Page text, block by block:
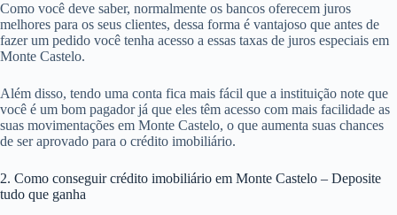
Como você deve saber, normalmente os bancos oferecem juros
melhores para os seus clientes, dessa forma é vantajoso que antes de
fazer um pedido você tenha acesso a essas taxas de juros especiais em
Monte Castelo.
Além disso, tendo uma conta fica mais fácil que a instituição note que
você é um bom pagador já que eles têm acesso com mais facilidade as
suas movimentações em Monte Castelo, o que aumenta suas chances
de ser aprovado para o crédito imobiliário.
2. Como conseguir crédito imobiliário em Monte Castelo – Deposite
tudo que ganha